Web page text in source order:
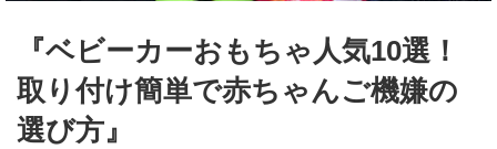
『ベビーカーおもちゃ人気10選！
取り付け簡単で赤ちゃんご機嫌の
選び方』